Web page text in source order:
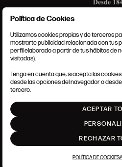
CONDICIONES
POLÍTICA DE
AJUSTE DE
Política de Cookies
Utilizamos cookies propias y de terceros
mostrarte publicidad relacionada con tus
perfil elaborado a partir de tus hábitos de
visitadas).
Tenga en cuenta que, si acepta las
desde las opciones del navegador o
tercero.
ACEPTAR
RECHAZAR
POLÍTICA DE COOKIES